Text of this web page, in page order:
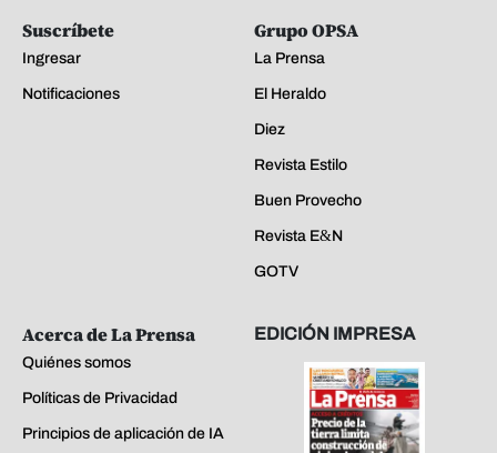
Suscríbete
Ingresar
Notificaciones
Grupo OPSA
La Prensa
El Heraldo
Diez
Revista Estilo
Buen Provecho
Revista E&N
GOTV
Acerca de La Prensa
Quiénes somos
Políticas de Privacidad
Principios de aplicación de IA
EDICIÓN IMPRESA